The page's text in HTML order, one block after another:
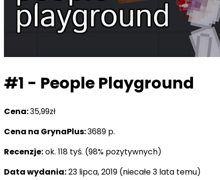
#1 - People Playground
Cena:35,99zł
Cena na GrynaPlus:3689 p.
Recenzje:ok. 118 tyś. (98% pozytywnych)
Data wydania:23 lipca, 2019 (niecałe 3 lata temu)